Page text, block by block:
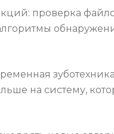
проверка
на систему,